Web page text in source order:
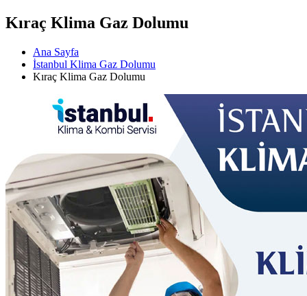
Kıraç Klima Gaz Dolumu
Ana Sayfa
İstanbul Klima Gaz Dolumu
Kıraç Klima Gaz Dolumu